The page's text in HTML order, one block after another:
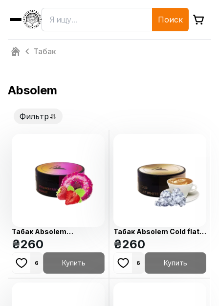
Поиск
Табак
Absolem
Фильтр
Табак Absolem
Strawberry donut
(Клубничный пончик, 100
г)
₴260
6 Купить
Табак Absolem Cold flat
white (Холодный флэт
уайт, 100 г)
₴260
6 Купить